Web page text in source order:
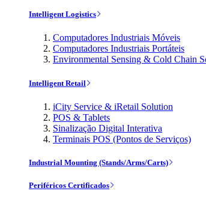
Intelligent Logistics
Computadores Industriais Móveis
Computadores Industriais Portáteis
Environmental Sensing & Cold Chain
Intelligent Retail
iCity Service & iRetail Solution
POS & Tablets
Sinalização Digital Interativa
Terminais POS (Pontos de Serviços)
Industrial Mounting (Stands/Arms/Carts)
Periféricos Certificados